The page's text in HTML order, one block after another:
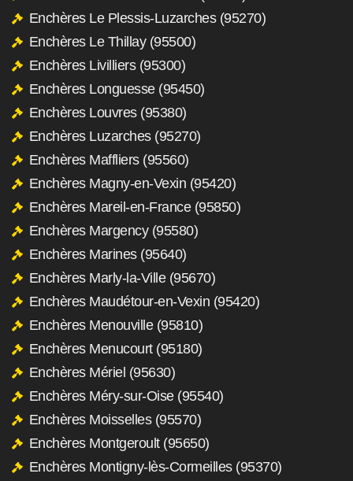
Enchères Le Plessis-Luzarches (95270)
Enchères Le Thillay (95500)
Enchères Livilliers (95300)
Enchères Longuesse (95450)
Enchères Louvres (95380)
Enchères Luzarches (95270)
Enchères Maffliers (95560)
Enchères Magny-en-Vexin (95420)
Enchères Mareil-en-France (95850)
Enchères Margency (95580)
Enchères Marines (95640)
Enchères Marly-la-Ville (95670)
Enchères Maudétour-en-Vexin (95420)
Enchères Menouville (95810)
Enchères Menucourt (95180)
Enchères Mériel (95630)
Enchères Méry-sur-Oise (95540)
Enchères Moisselles (95570)
Enchères Montgeroult (95650)
Enchères Montigny-lès-Cormeilles (95370)